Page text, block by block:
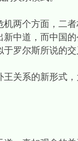
两个方面，二
中道，而中国
罗尔斯所说的
关系的新形式